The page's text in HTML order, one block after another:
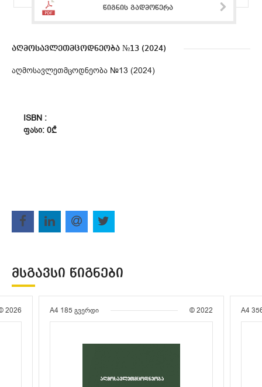
წიგნის გადმოწერა
აღმოსავლეთმცოდნეობა №13 (2024)
აღმოსავლეთმცოდნეობა №13 (2024)
ISBN :
ᲤᲐᲡᲘ: 0₾
ᲛᲡᲒᲐᲕᲡᲘ ᲬᲘᲒᲜᲔᲑᲘ
2026 A4 185 გვერდი © 2022 A4